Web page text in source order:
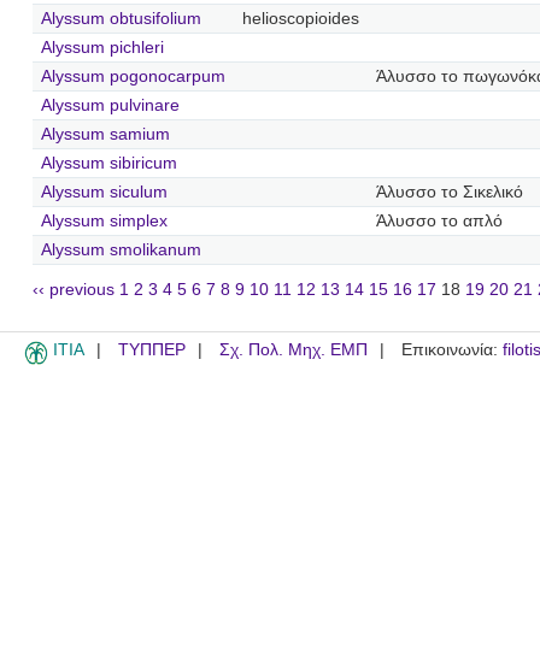
Alyssum obtusifolium
helioscopioides
Alyssum pichleri
Alyssum pogonocarpum
Άλυσσο το
Alyssum pulvinare
Alyssum samium
Alyssum sibiricum
Alyssum siculum
Άλυσσο το Σικελικό
Alyssum simplex
Άλυσσο το απλό
Alyssum smolikanum
‹‹ previous 1 2 3 4 5 6 7 8 9 10 11 12 13 14 15 16 17 18 19 20 21
ITIA ΤΥΠΠΕΡ Σχ. Πολ. Μηχ. ΕΜΠ Επικοινωνία: